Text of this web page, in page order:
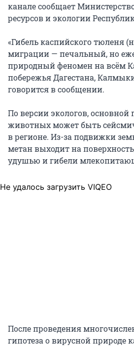
канале сообщает
ресурсов и экологии
«Гибель каспийского тюленя
миграции — печальный, но
природный феномен на всём
побережья Дагестана,
говорится в сообщении.
По версии экологов,
животных может быть
в регионе. Из-за подвижки
метан выходит на
удушью и гибели
Не удалось загрузить VIQEO
После проведения
гипотеза о вирусной природе